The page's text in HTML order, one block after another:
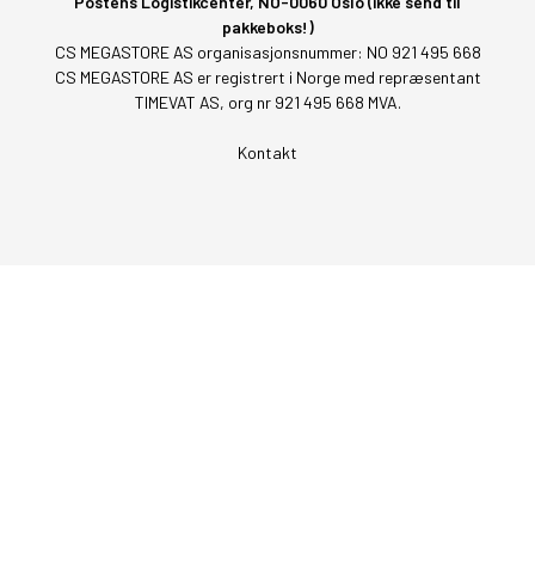
pakkeboks!)
CS MEGASTORE AS organisasjonsnummer: NO 921 495 668
CS MEGASTORE AS er registrert i Norge med repræsentant
TIMEVAT AS, org nr 921 495 668 MVA.
Kontakt